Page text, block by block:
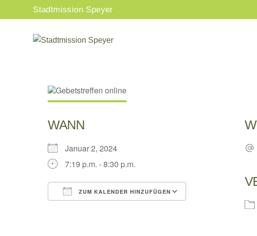
Stadtmission Speyer
WANN
Januar 2, 2024
7:19 p.m. - 8:30 p.m.
ZUM KALENDER HINZUFÜGEN
Google Kalender